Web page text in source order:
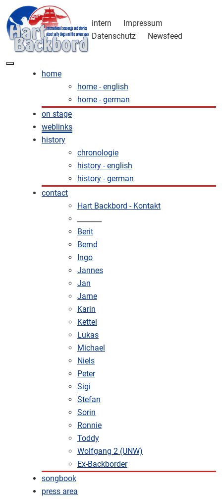
intern
Impressum
Datenschutz
Newsfeed
home
home - english
home - german
on stage
weblinks
history
chronologie
history - english
history - german
contact
Hart Backbord - Kontakt
Berit
Bernd
Ingo
Jannes
Jan
Jarne
Karin
Kettel
Lukas
Michael
Niels
Peter
Sigi
Stefan
Sorin
Ronnie
Toddy
Wolfgang 2 (UNW)
Ex-Backborder
songbook
press area